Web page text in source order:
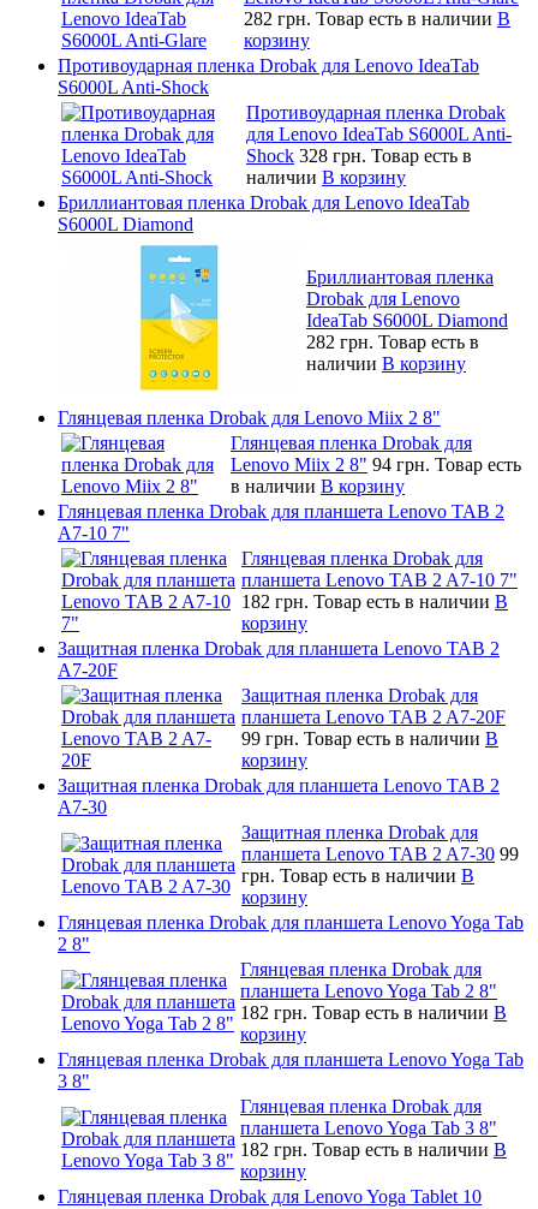
282 грн. Товар есть в наличии В
корзину
Противоударная пленка Drobak для Lenovo IdeaTab
S6000L Anti-Shock
Противоударная пленка Drobak
для Lenovo IdeaTab S6000L Anti-
Shock 328 грн. Товар есть в
наличии В корзину
Бриллиантовая пленка Drobak для Lenovo IdeaTab
S6000L Diamond
Бриллиантовая пленка
Drobak для Lenovo
IdeaTab S6000L Diamond
282 грн. Товар есть в
наличии В корзину
Глянцевая пленка Drobak для Lenovo Miix 2 8"
Глянцевая пленка Drobak для
Lenovo Miix 2 8" 94 грн. Товар есть
в наличии В корзину
Глянцевая пленка Drobak для планшета Lenovo TAB 2
A7-10 7"
Глянцевая пленка Drobak для
планшета Lenovo TAB 2 A7-10 7"
182 грн. Товар есть в наличии В
корзину
Защитная пленка Drobak для планшета Lenovo TAB 2
A7-20F
Защитная пленка Drobak для
планшета Lenovo TAB 2 A7-20F
99 грн. Товар есть в наличии В
корзину
Защитная пленка Drobak для планшета Lenovo TAB 2
A7-30
Защитная пленка Drobak для
планшета Lenovo TAB 2 A7-30 99
грн. Товар есть в наличии В
корзину
Глянцевая пленка Drobak для планшета Lenovo Yoga Tab
2 8"
Глянцевая пленка Drobak для
планшета Lenovo Yoga Tab 2 8"
182 грн. Товар есть в наличии В
корзину
Глянцевая пленка Drobak для планшета Lenovo Yoga Tab
3 8"
Глянцевая пленка Drobak для
планшета Lenovo Yoga Tab 3 8"
182 грн. Товар есть в наличии В
корзину
Глянцевая пленка Drobak для Lenovo Yoga Tablet 10